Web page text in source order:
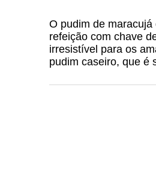
O pudim de
refeição com chave
irresistível para os
pudim caseiro, que é